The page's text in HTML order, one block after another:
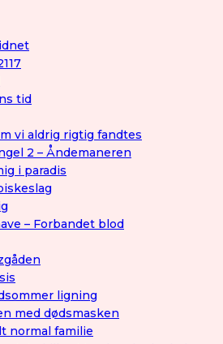
tid
vi aldrig rigtig fandtes
2 – Åndemaneren
i paradis
– Forbandet blod
ligning
med dødsmasken
normal familie